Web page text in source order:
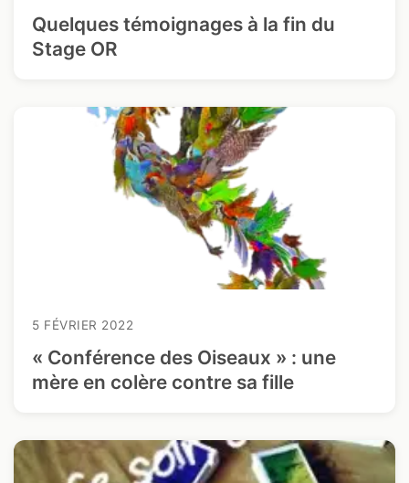
Quelques témoignages à la fin du
Stage OR
5 FÉVRIER 2022
« Conférence des Oiseaux » : une
mère en colère contre sa fille